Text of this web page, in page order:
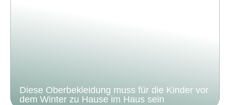
Diese Oberbekleidung muss für die Kinder vor
dem Winter zu Hause im Haus sein